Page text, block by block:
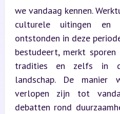
we vandaag kennen.
culturele uitingen en
ontstonden in deze
bestudeert, merkt
tradities en zelfs in
landschap. De manier
verlopen zijn tot
debatten rond